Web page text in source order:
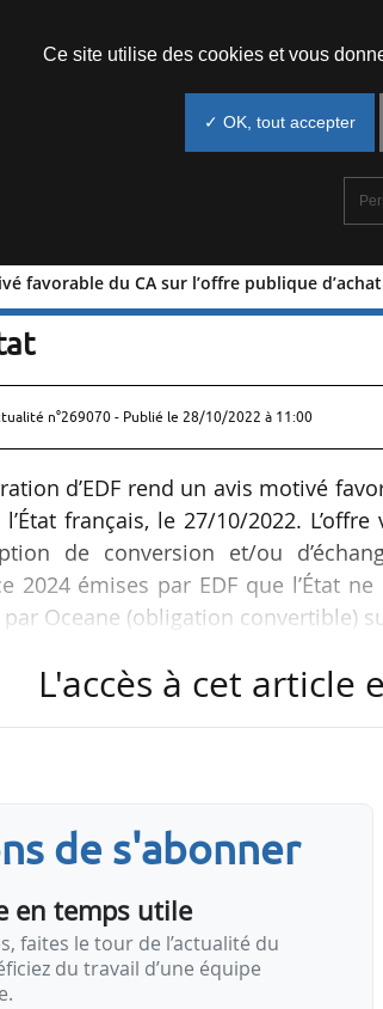
favorable du CA sur l’offre publique
favorable du CA sur
n°269070 - Publié le 28/10/2022 à 11:00
d’EDF rend un avis motivé
français, le 27/10/2022.
de conversion et/ou
2024 émises par EDF que l’État
Oceane (obligation convertible)
et porteurs d’Oceanes
L'accès à cet article
de s'abonner
en temps utile
faites le tour de l’actualité du
du travail d’une équipe
Ce site utilise des cookies et vous
✓ OK, tout accepter